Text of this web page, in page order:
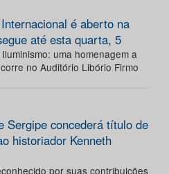
é aberto na
até esta quarta, 5
uma homenagem a
no Auditório Libório Firmo
Sergipe concederá título de
historiador Kenneth
por suas contribuições